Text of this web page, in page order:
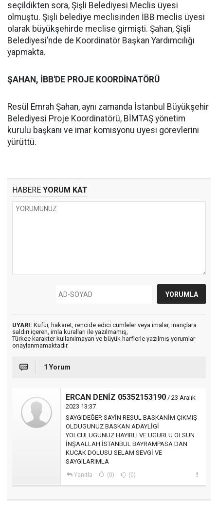
seçildikten sora, Şişli Belediyesi Meclis üyesi
olmuştu. Şişli belediye meclisinden İBB meclis üyesi
olarak büyükşehirde meclise girmişti. Şahan, Şişli
Belediyesi’nde de Koordinatör Başkan Yardımcılığı
yapmakta.
ŞAHAN, İBB'DE PROJE KOORDİNATÖRÜ
Resül Emrah Şahan, aynı zamanda İstanbul Büyükşehir
Belediyesi Proje Koordinatörü, BİMTAŞ yönetim
kurulu başkanı ve imar komisyonu üyesi görevlerini
yürüttü.
HABERE YORUM KAT
UYARI: Küfür, hakaret, rencide edici cümleler veya imalar, inançlara
saldırı içeren, imla kuralları ile yazılmamış,
Türkçe karakter kullanılmayan ve büyük harflerle yazılmış yorumlar
onaylanmamaktadır.
1 Yorum
ERCAN DENİZ 05352153190 / 23 Aralık
2023 13:37
SAYGIDEĞER SAYİN RESUL BASKANİM ÇIKMIŞ
OLDUGUNUZ BASKAN ADAYLİGİ
YOLCULUGUNUZ HAYIRLI VE UGURLU OLSUN
İNŞAALLAH İSTANBUL BAYRAMPASA DAN
KUCAK DOLUSU SELAM SEVGİ VE
SAYGILARIMLA
Yanıtla (0) (0)